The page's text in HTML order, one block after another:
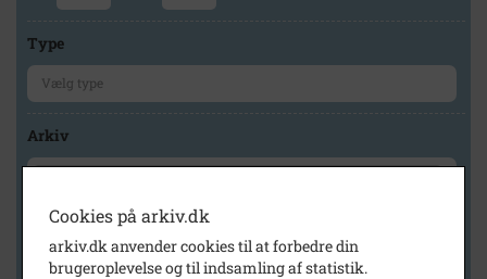
Type
Arkiv
Geografi
Cookies på arkiv.dk
arkiv.dk anvender cookies til at forbedre din
brugeroplevelse og til indsamling af statistik.